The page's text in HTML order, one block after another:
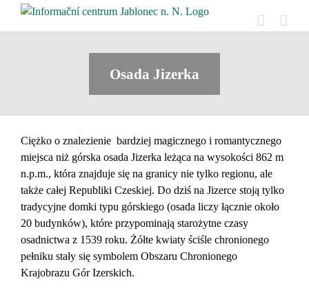
Osada Jizerka
Ciężko o znalezienie bardziej magicznego i romantycznego
miejsca niż górska osada Jizerka leżąca na wysokości 862 m
n.p.m., która znajduje się na granicy nie tylko regionu, ale
także całej Republiki Czeskiej. Do dziś na Jizerce stoją tylko
tradycyjne domki typu górskiego (osada liczy łącznie około
20 budynków), które przypominają starożytne czasy
osadnictwa z 1539 roku. Żółte kwiaty ściśle chronionego
pełniku stały się symbolem Obszaru Chronionego
Krajobrazu Gór Izerskich.